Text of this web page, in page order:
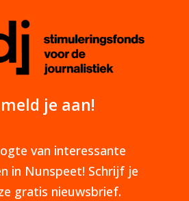
je aan!
van interessante
in Nunspeet! Schrijf je
gratis nieuwsbrief.